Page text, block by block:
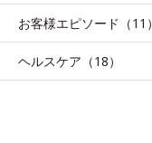
お客様エピソード（11）
ヘルスケア（18）